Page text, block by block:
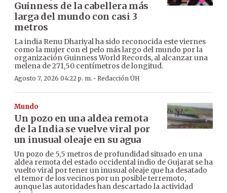
Guinness de la cabellera más
larga del mundo con casi 3
metros
La india Renu Dhariyal ha sido reconocida este viernes
como la mujer con el pelo más largo del mundo por la
organización Guinness World Records, al alcanzar una
melena de 271,50 centímetros de longitud.
Agosto 7, 2026 04:22 p. m. · Redacción ÚH
Mundo
Un pozo en una aldea remota
de la India se vuelve viral por
un inusual oleaje en su agua
Un pozo de 5,5 metros de profundidad situado en una
aldea remota del estado occidental indio de Gujarat se ha
vuelto viral por tener un inusual oleaje que ha desatado
el temor de los vecinos por un posible terremoto,
aunque las autoridades han descartado la actividad